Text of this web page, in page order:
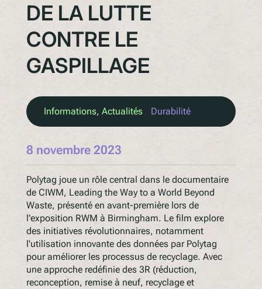
DE LA LUTTE
CONTRE LE
GASPILLAGE
Informations, Actualités Durabilité
8 novembre 2023
Polytag joue un rôle central dans le documentaire
de CIWM, Leading the Way to a World Beyond
Waste, présenté en avant-première lors de
l'exposition RWM à Birmingham. Le film explore
des initiatives révolutionnaires, notamment
l'utilisation innovante des données par Polytag
pour améliorer les processus de recyclage. Avec
une approche redéfinie des 3R (réduction,
reconception, remise à neuf, recyclage et